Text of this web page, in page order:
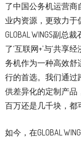
了中国公务机运营商
业内资源，更致力于
GLOBAL WINGS副总
了‘互联网+’与‘共享
务机作为一种高效舒
行的首选。我们通过
供差异化的定制产品
百万还是几千块，都
如今，在GLOBAL